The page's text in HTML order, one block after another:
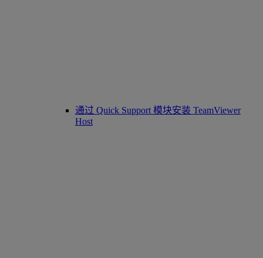
通过 Quick Support 模块安装 TeamViewer
Host